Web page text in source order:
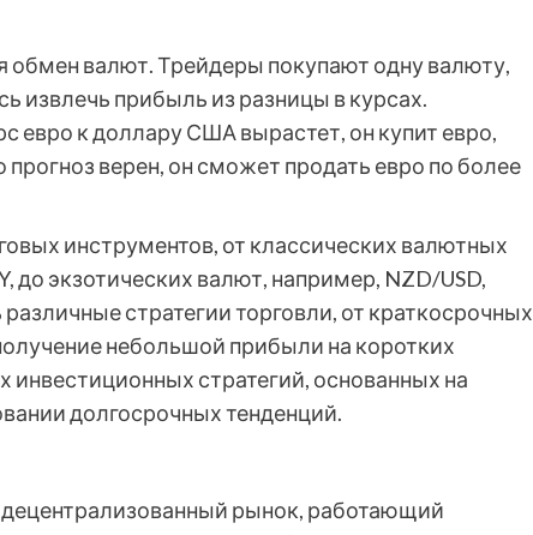
валют. Трейдеры покупают одну валюту,
извлечь прибыль из разницы в курсах.
евро к доллару США вырастет, он купит евро,
верен, он сможет продать евро по более
инструментов, от классических валютных
до экзотических валют, например, NZD/USD,
стратегии торговли, от краткосрочных
небольшой прибыли на коротких
стратегий, основанных на
долгосрочных тенденций.
рынок, работающий